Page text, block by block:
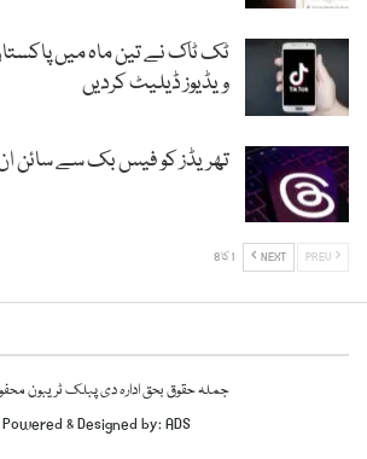
ٹک ٹاک نے تین ماہ میں
ویڈیوز ڈیلیٹ کردیں
تھریڈز کو فیس بک سے سائن
NEXT 1 کا 8
جملہ حقوق بحق ادارہ دی پبلک ٹریبون
Powered & Designed by:ADS